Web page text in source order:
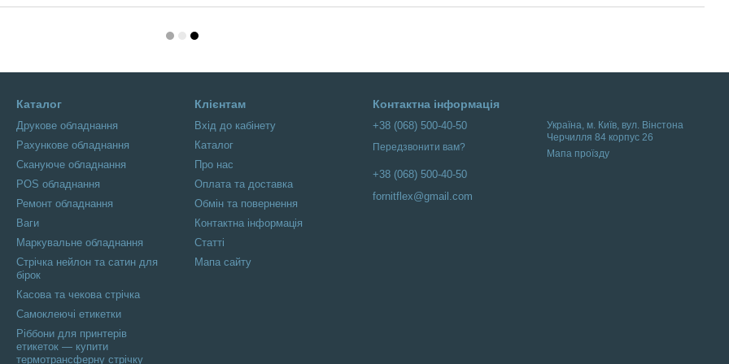
Каталог
Друкове обладнання
Рахункове обладнання
Скануюче обладнання
POS обладнання
Ремонт обладнання
Ваги
Маркувальне обладнання
Стрічка нейлон та сатин для
бірок
Касова та чекова стрічка
Самоклеючі етикетки
Ріббони для принтерів
етикеток — купити
термотрансферну стрічку
Клієнтам
Вхід до кабінету
Каталог
Про нас
Оплата та доставка
Обмін та повернення
Контактна інформація
Статті
Мапа сайту
Контактна інформація
+38 (068) 500-40-50
Передзвонити вам?
+38 (068) 500-40-50
fornitflex@gmail.com
Українa, м. Київ, вул. Вінстона
Черчилля 84 корпус 26
Мапа проїзду